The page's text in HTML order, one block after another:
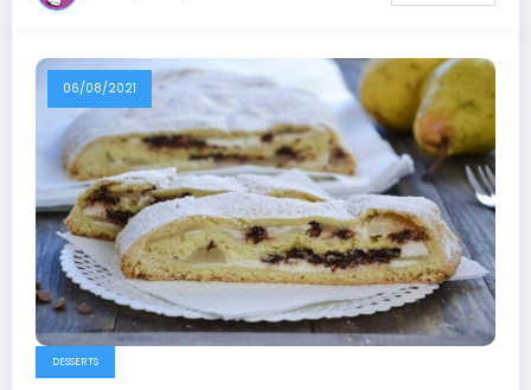
06/08/2021
DESSERTS